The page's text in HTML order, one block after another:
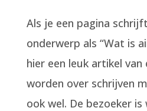
Als je een pagina
onderwerp als “Wat is
hier een leuk artikel
worden over schrijven
ook wel. De bezoeker